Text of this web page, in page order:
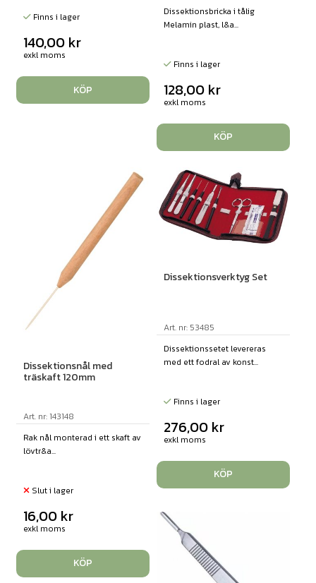
Finns i lager
140,00 kr
exkl moms
KÖP
Dissektionsbricka i tålig
Melamin plast, l&a...
Finns i lager
128,00 kr
exkl moms
KÖP
Dissektionsnål med
träskaft 120mm
Art. nr: 143148
Rak nål monterad i ett skaft av
lövtr&a...
Slut i lager
16,00 kr
exkl moms
KÖP
Dissektionsverktyg Set
Art. nr: 53485
Dissektionssetet levereras
med ett fodral av konst...
Finns i lager
276,00 kr
exkl moms
KÖP